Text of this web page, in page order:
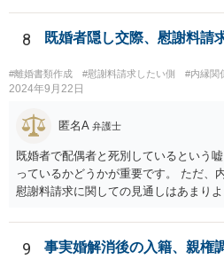
しておきながら、成功報酬の請求の段
側の主張額を基準にして排除額を経済
るのは、二枚舌との誹りを受けても仕
す。 ですので、被請求側の弁護士は、
対応継続月毎に報酬を受けたり、出廷
いますが、そうなってくると弁護士に
くなるのがなかなか難しいところです
センティブも確保するためには、請求
額ベースとするのではなく、弁護士と
３割くらいの確率で認められそうな金
ないと目くじらを立てる依頼者もいそ
8 既婚者隠し交際、慰謝料請
#離婚書類作成 #慰謝料請求したい側 #内縁関
2024年9月22日
匿名A 弁護士
既婚者で配偶者と死別しているという
っているかどうかが重要です。 ただ、
慰謝料請求に関しての見通しはあまり
9 事実婚解消後の入籍、親権